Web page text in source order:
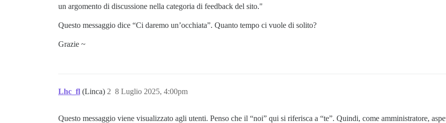
un argomento di discussione nella categoria di feedback del sito."
Questo messaggio dice “Ci daremo un’occhiata”. Quanto tempo ci vuole di solito?
Grazie ~
Lhc_fl (Linca) 8 Luglio 2025, 4:00pm
2
Questo messaggio viene visualizzato agli utenti. Penso che il “noi” qui si riferisca a “te”. Quindi, come amministratore,